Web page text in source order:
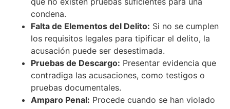
condena.
Falta de Elementos del Delito: Si no se cumplen
los requisitos legales para tipificar el delito, la
acusación puede ser desestimada.
Pruebas de Descargo: Presentar evidencia que
contradiga las acusaciones, como testigos o
pruebas documentales.
Amparo Penal: Procede cuando se han violado